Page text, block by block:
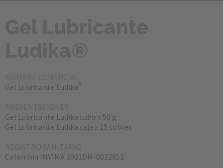
Gel Lubricante Ludika®
Gel Lubricante Ludika tubo x 50 g
Gel Lubricante Ludika caja x 15 sobres
Colombia INVIMA 2021DM-0022852